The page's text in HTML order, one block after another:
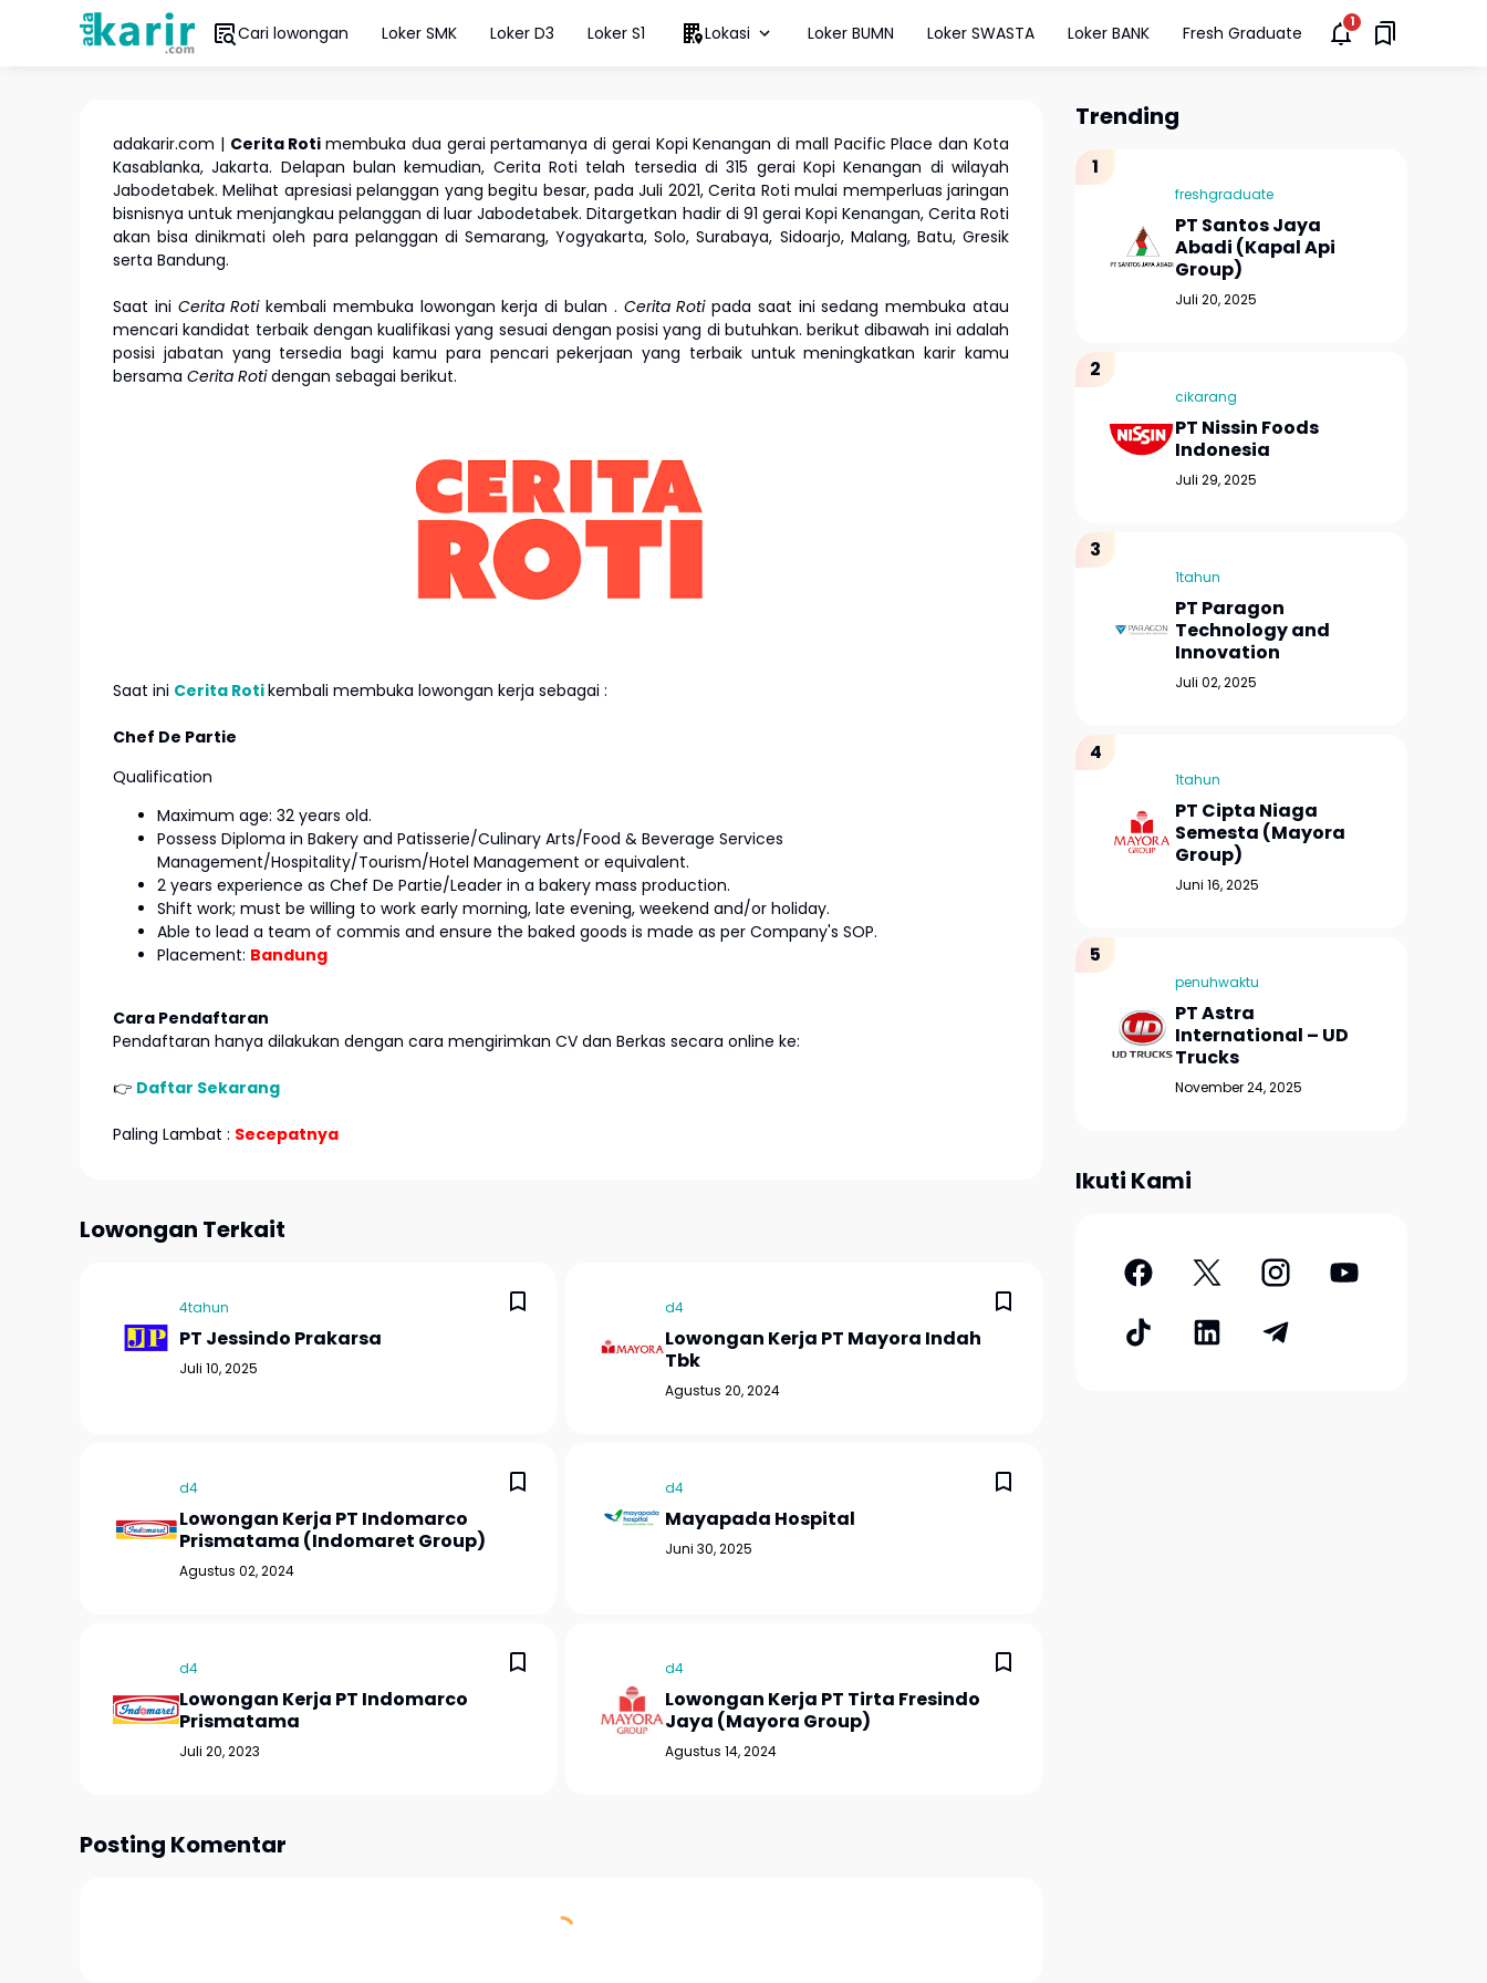
Cari lowongan Loker SMK Loker D3 Loker S1 Lokasi Loker BUMN Loker SWASTA Loker BANK Fresh Graduate
adakarir.com | Cerita Rotimembuka dua gerai pertamanya di gerai Kopi Kenangan di mall Pacific Place dan Kota
Kasablanka, Jakarta. Delapan bulan kemudian, Cerita Roti telah tersedia di 315 gerai Kopi Kenangan di wilayah
Jabodetabek. Melihat apresiasi pelanggan yang begitu besar, pada Juli 2021, Cerita Roti mulai memperluas jaringan
bisnisnya untuk menjangkau pelanggan di luar Jabodetabek. Ditargetkan hadir di 91 gerai Kopi Kenangan, Cerita Roti
akan bisa dinikmati oleh para pelanggan di Semarang, Yogyakarta, Solo, Surabaya, Sidoarjo, Malang, Batu, Gresik
serta Bandung.
Saat ini Cerita Rotikembali membuka lowongan kerja di bulan . Cerita Rotipada saat ini sedang membuka atau
mencari kandidat terbaik dengan kualifikasi yang sesuai dengan posisi yang di butuhkan. berikut dibawah ini adalah
posisi jabatan yang tersedia bagi kamu para pencari pekerjaan yang terbaik untuk meningkatkan karir kamu
bersama Cerita Rotidengan sebagai berikut.
Saat ini Cerita Rotikembali membuka lowongan kerja sebagai :
Chef De Partie
Qualification
Maximum age: 32 years old.
Possess Diploma in Bakery and Patisserie/Culinary Arts/Food & Beverage Services
Management/Hospitality/Tourism/Hotel Management or equivalent.
2 years experience as Chef De Partie/Leader in a bakery mass production.
Shift work; must be willing to work early morning, late evening, weekend and/or holiday.
Able to lead a team of commis and ensure the baked goods is made as per Company's SOP.
Placement: Bandung
Cara Pendaftaran
Pendaftaran hanya dilakukan dengan cara mengirimkan CV dan Berkas secara online ke:
👉 Daftar Sekarang
Paling Lambat : Secepatnya
Lowongan Terkait
4tahun
PT Jessindo Prakarsa
Juli 10, 2025
d4
Lowongan Kerja PT Mayora Indah
Tbk
Agustus 20, 2024
d4
Lowongan Kerja PT Indomarco
Prismatama (Indomaret Group)
Agustus 02, 2024
d4
Mayapada Hospital
Juni 30, 2025
d4
Lowongan Kerja PT Indomarco
Prismatama
Juli 20, 2023
d4
Lowongan Kerja PT Tirta Fresindo
Jaya (Mayora Group)
Agustus 14, 2024
Posting Komentar
Trending
freshgraduate
PT Santos Jaya
Abadi (Kapal Api
Group)
Juli 20, 2025
cikarang
PT Nissin Foods
Indonesia
Juli 29, 2025
1tahun
PT Paragon
Technology and
Innovation
Juli 02, 2025
1tahun
PT Cipta Niaga
Semesta (Mayora
Group)
Juni 16, 2025
penuhwaktu
PT Astra
International – UD
Trucks
November 24, 2025
Ikuti Kami